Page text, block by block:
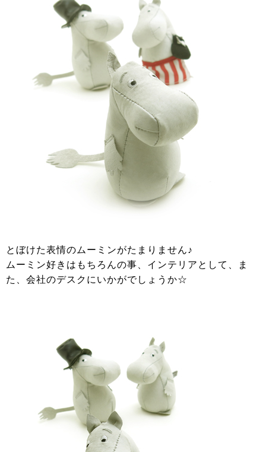
とぼけた表情のムーミンがたまりません♪
ムーミン好きはもちろんの事、インテリアとして、ま
た、会社のデスクにいかがでしょうか☆